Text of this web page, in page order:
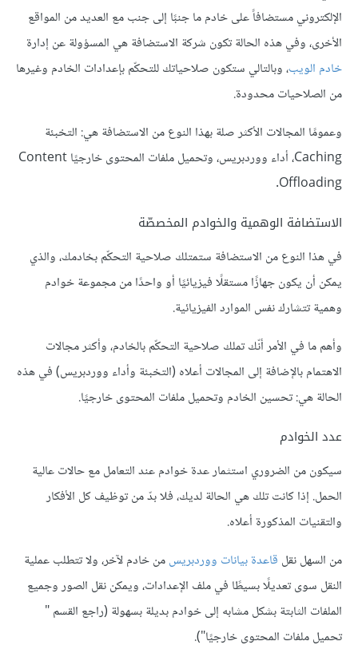
الإلكتروني مستضافاً على خادم ما جنبًا إلى جنب مع العديد من المواقع
الأخرى، وفي هذه الحالة تكون شركة الاستضافة هي المسؤولة عن إدارة
خادم الويب، وبالتالي ستكون صلاحياتك للتحكّم بإعدادات الخادم وغيرها
من الصلاحيات محدودة.
وعمومًا المجالات الأكثر صلة بهذا النوع من الاستضافة هي: التخبئة
Caching، أداء ووردبريس، وتحميل ملفات المحتوى خارجيًا Content
Offloading.
الاستضافة الوهمية والخوادم المخصصّة
في هذا النوع من الاستضافة ستمتلك صلاحية التحكّم بخادمك، والذي
يمكن أن يكون جهازًا مستقلًا فيزيائيًا أو واحدًا من مجموعة خوادم
وهمية تتشارك نفس الموارد الفيزيائية.
وأهم ما في الأمر أنّك تملك صلاحية التحكّم بالخادم، وأكثر مجالات
الاهتمام بالإضافة إلى المجالات أعلاه (التخبئة وأداء ووردبريس) في هذه
الحالة هي: تحسين الخادم وتحميل ملفات المحتوى خارجيًا.
عدد الخوادم
سيكون من الضروري استثمار عدة خوادم عند التعامل مع حالات عالية
الحمل. إذا كانت تلك هي الحالة لديك، فلا بدّ من توظيف كل الأفكار
والتقنيات المذكورة أعلاه.
من السهل نقل قاعدة بيانات ووردبريسمن خادم لآخر، ولا تتطلب عملية
النقل سوى تعديلًا بسيطًا في ملف الإعدادات، ويمكن نقل الصور وجميع
الملفات الثابتة بشكل مشابه إلى خوادم بديلة بسهولة (راجع القسم "
تحميل ملفات المحتوى خارجيًا").